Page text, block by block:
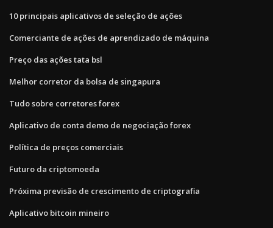
10 principais aplicativos de seleção de ações
Comerciante de ações de aprendizado de máquina
Preço das ações tata bsl
Melhor corretor da bolsa de singapura
Tudo sobre corretores forex
Aplicativo de conta demo de negociação forex
Política de preços comerciais
Futuro da criptomoeda
Próxima previsão de crescimento de criptografia
Aplicativo bitcoin mineiro